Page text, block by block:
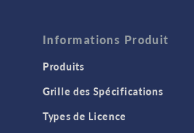
Informations Produit
Produits
Grille des Spécifications
Types de Licence